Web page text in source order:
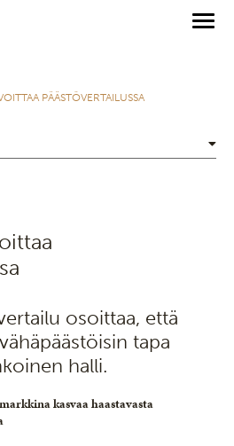
PÄÄSTÖVERTAILUSSA
osoittaa, että
tapa
halli.
kasvaa haastavasta